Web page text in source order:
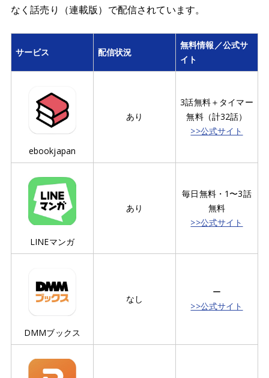
なく話売り（連載版）で配信されています。
サービス 配信状況
無料情報／公式サ
イト
ebookjapan
あり
3話無料＋タイマー
無料（計32話）
>>公式サイト
LINEマンガ
あり
毎日無料・1〜3話
無料
>>公式サイト
DMMブックス
なし
ー
>>公式サイト